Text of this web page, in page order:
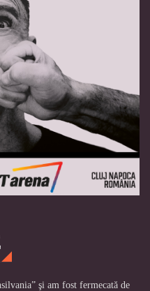
şi am fost fermecată de